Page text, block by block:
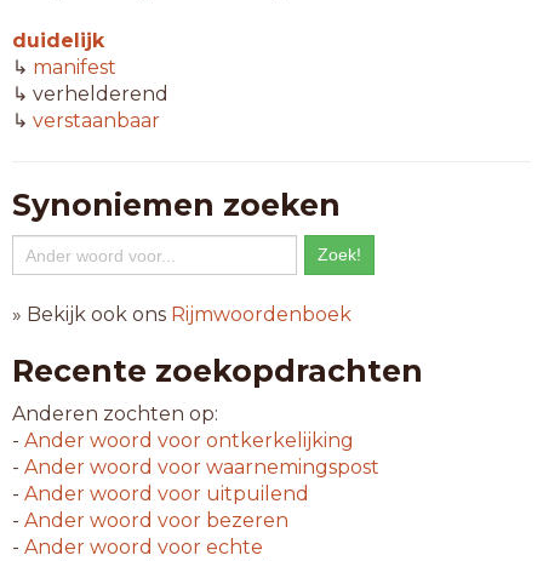
duidelijk
↳ manifest
↳ verhelderend
↳ verstaanbaar
Synoniemen zoeken
» Bekijk ook ons Rijmwoordenboek
Recente zoekopdrachten
Anderen zochten op:
- Ander woord voor ontkerkelijking
- Ander woord voor waarnemingspost
- Ander woord voor uitpuilend
- Ander woord voor bezeren
- Ander woord voor echte